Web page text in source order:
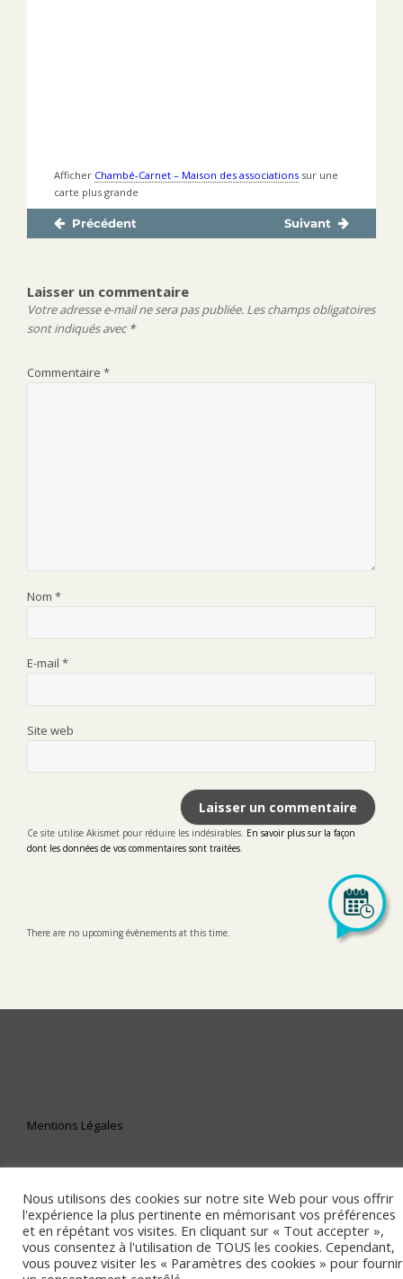
Afficher Chambé-Carnet – Maison des associations sur une
carte plus grande
NavigationPrécédent
Publication
Suivant
Publication
Laisser un commentaire
Votre adresse e-mail ne sera pas publiée. Les champs obligatoires
sont indiqués avec*
Commentaire *
Nom *
E-mail *
Site web
Ce site utilise Akismet pour réduire les indésirables. En savoir plus sur la façon
dont les données de vos commentaires sont traitées
There are no upcoming évènements at this time.
Mentions Légales
Nous utilisons des cookies sur notre site Web pour vous offrir
l'expérience la plus pertinente en mémorisant vos préférences
et en répétant vos visites. En cliquant sur « Tout accepter »,
vous consentez à l'utilisation de TOUS les cookies. Cependant,
vous pouvez visiter les « Paramètres des cookies » pour fournir